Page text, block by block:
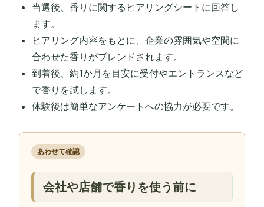
当選後、香りに関するヒアリングシートに回答し
ます。
ヒアリング内容をもとに、企業の雰囲気や空間に
合わせた香りがブレンドされます。
到着後、約1か月を目安に受付やエントランスなど
で香りを試します。
体験後は簡単なアンケートへの協力が必要です。
あわせて確認
会社や店舗で香りを使う前に